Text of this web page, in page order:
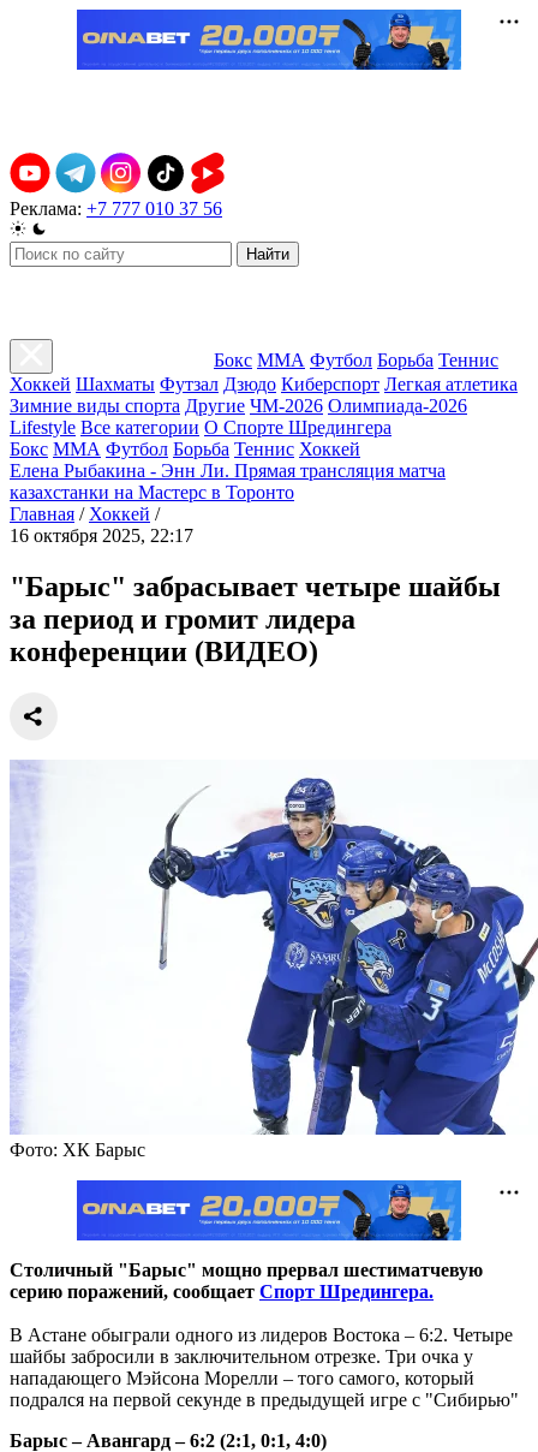
Реклама: +7 777 010 37 56
Найти
Бокс ММА Футбол Борьба Теннис
Хоккей Шахматы Футзал Дзюдо Киберспорт Легкая атлетика
Зимние виды спорта Другие ЧМ-2026 Олимпиада-2026
Lifestyle Все категории О Спорте Шредингера
Бокс ММА Футбол Борьба Теннис Хоккей
Елена Рыбакина - Энн Ли. Прямая трансляция матча
казахстанки на Мастерс в Торонто
Главная / Хоккей /
16 октября 2025, 22:17
"Барыс" забрасывает четыре шайбы
за период и громит лидера
конференции (ВИДЕО)
Фото: ХК Барыс
Столичный "Барыс" мощно прервал шестиматчевую
серию поражений, сообщает Спорт Шредингера.
В Астане обыграли одного из лидеров Востока – 6:2. Четыре
шайбы забросили в заключительном отрезке. Три очка у
нападающего Мэйсона Морелли – того самого, который
подрался на первой секунде в предыдущей игре с "Сибирью"
Барыс – Авангард – 6:2 (2:1, 0:1, 4:0)